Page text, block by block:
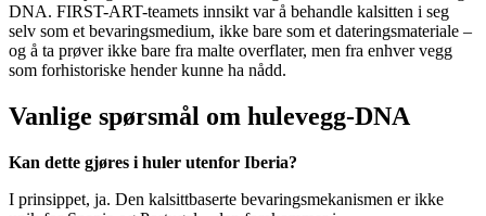
DNA. FIRST-ART-teamets innsikt var å behandle kalsitten i seg
selv som et bevaringsmedium, ikke bare som et dateringsmateriale –
og å ta prøver ikke bare fra malte overflater, men fra enhver vegg
som forhistoriske hender kunne ha nådd.
Vanlige spørsmål om hulevegg-DNA
Kan dette gjøres i huler utenfor Iberia?
I prinsippet, ja. Den kalsittbaserte bevaringsmekanismen er ikke